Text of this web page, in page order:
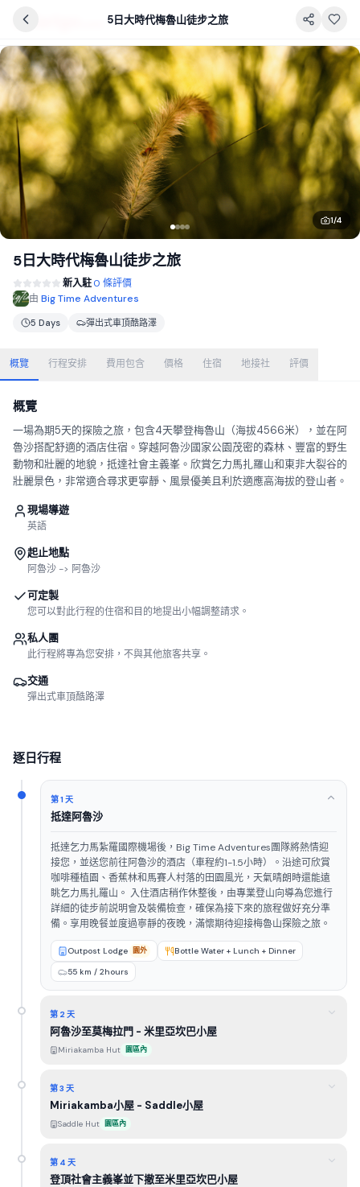
5日大時代梅魯山徒步之旅
1/4
5日大時代梅魯山徒步之旅
新入駐0 條評價
由 Big Time Adventures
5 Days 彈出式車頂酷路澤
概覽 行程安排 費用包含 價格 住宿 地接社 評價
概覽
一場為期5天的探險之旅，包含4天攀登梅魯山（海拔4566米），並在阿
魯沙搭配舒適的酒店住宿。穿越阿魯沙國家公園茂密的森林、豐富的野生
動物和壯麗的地貌，抵達社會主義峯。欣賞乞力馬扎羅山和東非大裂谷的
壯麗景色，非常適合尋求更寧靜、風景優美且利於適應高海拔的登山者。
現場導遊
英語
起止地點
阿魯沙 -> 阿魯沙
可定製
您可以對此行程的住宿和目的地提出小幅調整請求。
私人團
此行程將專為您安排，不與其他旅客共享。
交通
彈出式車頂酷路澤
逐日行程
第 1 天
抵達阿魯沙
抵達乞力馬紮羅國際機場後，Big Time Adventures團隊將熱情迎
接您，並送您前往阿魯沙的酒店（車程約1-1.5小時）。沿途可欣賞
咖啡種植園、香蕉林和馬賽人村落的田園風光，天氣晴朗時還能遠
眺乞力馬扎羅山。 入住酒店稍作休整後，由專業登山向導為您進行
詳細的徒步前説明會及裝備檢查，確保為接下來的旅程做好充分準
備。享用晚餐並度過寧靜的夜晚，滿懷期待迎接梅魯山探險之旅。
Outpost Lodge 園外
Bottle Water + Lunch + Dinner
55 km / 2hours
第 2 天
阿魯沙至莫梅拉門 - 米里亞坎巴小屋
Miriakamba Hut 園區內
第 3 天
Miriakamba小屋 - Saddle小屋
Saddle Hut 園區內
第 4 天
登頂社會主義峯並下撤至米里亞坎巴小屋